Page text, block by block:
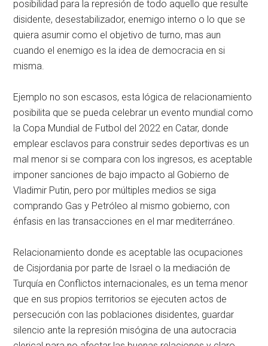
posibilidad para la represión de todo aquello que resulte
disidente, desestabilizador, enemigo interno o lo que se
quiera asumir como el objetivo de turno, mas aun
cuando el enemigo es la idea de democracia en si
misma.
Ejemplo no son escasos, esta lógica de relacionamiento
posibilita que se pueda celebrar un evento mundial como
la Copa Mundial de Futbol del 2022 en Catar, donde
emplear esclavos para construir sedes deportivas es un
mal menor si se compara con los ingresos, es aceptable
imponer sanciones de bajo impacto al Gobierno de
Vladimir Putin, pero por múltiples medios se siga
comprando Gas y Petróleo al mismo gobierno, con
énfasis en las transacciones en el mar mediterráneo.
Relacionamiento donde es aceptable las ocupaciones
de Cisjordania por parte de Israel o la mediación de
Turquía en Conflictos internacionales, es un tema menor
que en sus propios territorios se ejecuten actos de
persecución con las poblaciones disidentes, guardar
silencio ante la represión misógina de una autocracia